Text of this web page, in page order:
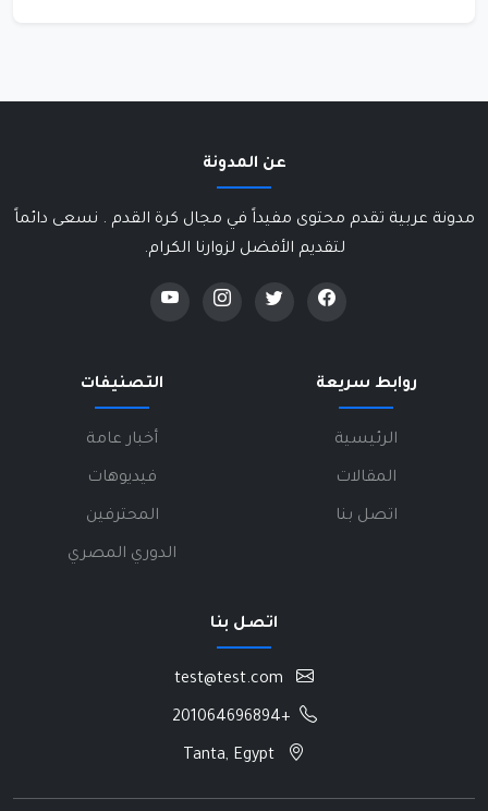
عن المدونة
مدونة عربية تقدم محتوى مفيداً في مجال كرة القدم . نسعى دائماً
لتقديم الأفضل لزوارنا الكرام.
روابط سريعة
الرئيسية
المقالات
اتصل بنا
التصنيفات
أخبار عامة
فيديوهات
المحترفين
الدوري المصري
اتصل بنا
+201064696894